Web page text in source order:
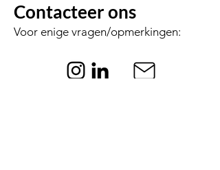
Contacteer ons
Voor enige vragen/opmerkingen: